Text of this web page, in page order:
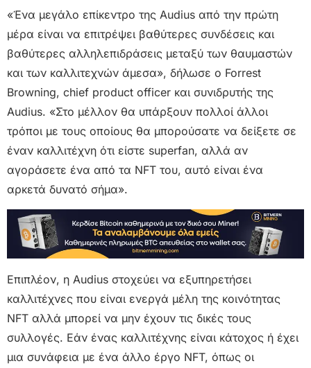
«Ένα μεγάλο επίκεντρο της Audius από την πρώτη
μέρα είναι να επιτρέψει βαθύτερες συνδέσεις και
βαθύτερες αλληλεπιδράσεις μεταξύ των θαυμαστών
και των καλλιτεχνών άμεσα», δήλωσε ο Forrest
Browning, chief product officer και συνιδρυτής της
Audius. «Στο μέλλον θα υπάρξουν πολλοί άλλοι
τρόποι με τους οποίους θα μπορούσατε να δείξετε σε
έναν καλλιτέχνη ότι είστε superfan, αλλά αν
αγοράσετε ένα από τα NFT του, αυτό είναι ένα
αρκετά δυνατό σήμα».
Επιπλέον, η Audius στοχεύει να εξυπηρετήσει
καλλιτέχνες που είναι ενεργά μέλη της κοινότητας
NFT αλλά μπορεί να μην έχουν τις δικές τους
συλλογές. Εάν ένας καλλιτέχνης είναι κάτοχος ή έχει
μια συνάφεια με ένα άλλο έργο NFT, όπως οι